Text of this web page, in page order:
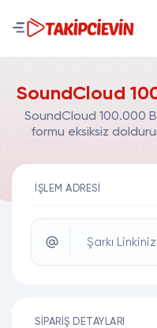
SoundCloud
SoundCloud 100.000
formu eksiksiz
İŞLEM ADRESI
Şarkı
SIPARIŞ DETAYLARI